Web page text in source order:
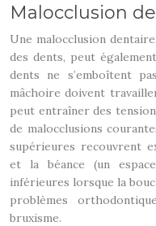
Malocclusion
Une malocclusion
des dents, peut
dents ne s’emboîtent
mâchoire doivent
peut entraîner des
de malocclusions
supérieures recouvrent
et la béance (un
inférieures lorsque la
problèmes
bruxisme.